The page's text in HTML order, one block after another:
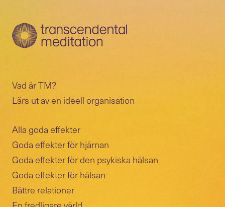
Vad är TM?
Lärs ut av en ideell organisation
Alla goda effekter
Goda effekter för hjärnan
Goda effekter för den psykiska hälsan
Goda effekter för hälsan
Bättre relationer